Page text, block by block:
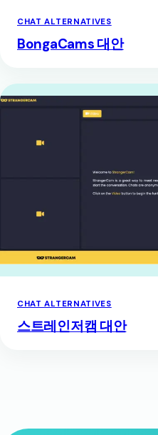
CHAT ALTERNATIVES
BongaCams 대안
CHAT ALTERNATIVES
스트레인저캠 대안